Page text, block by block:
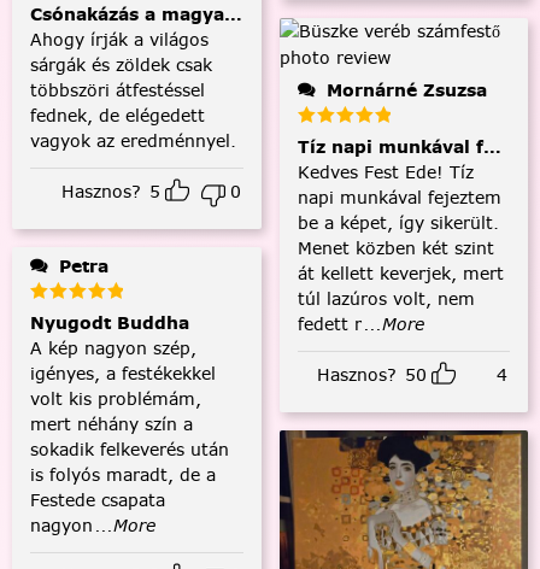
Csónakázás a magyar tengeren
Ahogy írják a világos
sárgák és zöldek csak
többszöri átfestéssel
fednek, de elégedett
vagyok az eredménnyel.
Hasznos? 5 0
Petra
Nyugodt Buddha
A kép nagyon szép,
igényes, a festékekkel
volt kis problémám,
mert néhány szín a
sokadik felkeverés után
is folyós maradt, de a
Festede csapata
nagyon ...More
Mornárné Zsuzsa
Tíz napi munkával
Kedves Fest Ede! Tíz
napi munkával fejeztem
be a képet, így sikerült.
Menet közben két szint
át kellett keverjek, mert
túl lazúros volt, nem
fedett r...More
Hasznos? 50 4